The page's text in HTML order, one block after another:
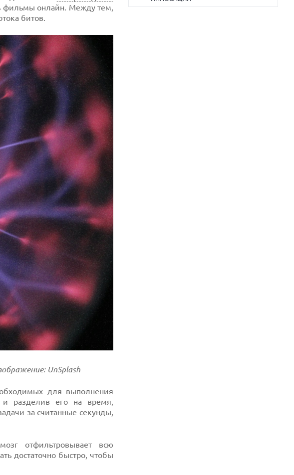
фильмы онлайн. Между тем,
битов.
UnSplash
для выполнения
разделив его на время,
за считанные секунды,
отфильтровывает всю
достаточно быстро, чтобы